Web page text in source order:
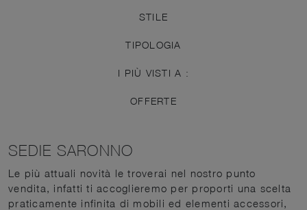
STILE
TIPOLOGIA
I PIÙ VISTI A :
OFFERTE
SEDIE SARONNO
Le più attuali novità le troverai nel nostro punto
vendita, infatti ti accoglieremo per proporti una scelta
praticamente infinita di mobili ed elementi accessori,